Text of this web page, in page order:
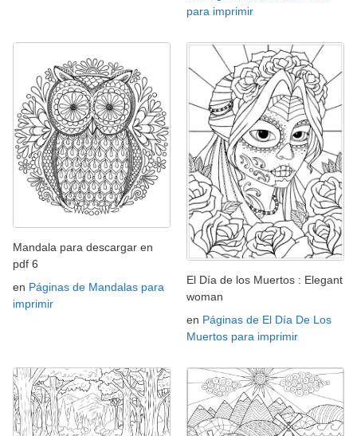
para imprimir
Mandala para descargar en
pdf 6
en Páginas de Mandalas para
imprimir
El Día de los Muertos : Elegant
woman
en Páginas de El Día De Los
Muertos para imprimir